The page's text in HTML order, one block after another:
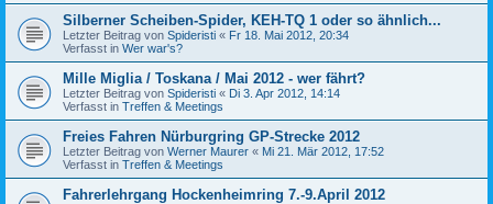
Silberner Scheiben-Spider, KEH-TQ 1 oder so ähnlich...
Letzter Beitrag von Spideristi « Fr 18. Mai 2012, 20:34
Verfasst in Wer war's?
Mille Miglia / Toskana / Mai 2012 - wer fährt?
Letzter Beitrag von Spideristi « Di 3. Apr 2012, 14:14
Verfasst in Treffen & Meetings
Freies Fahren Nürburgring GP-Strecke 2012
Letzter Beitrag von Werner Maurer « Mi 21. Mär 2012, 17:52
Verfasst in Treffen & Meetings
Fahrerlehrgang Hockenheimring 7.-9.April 2012